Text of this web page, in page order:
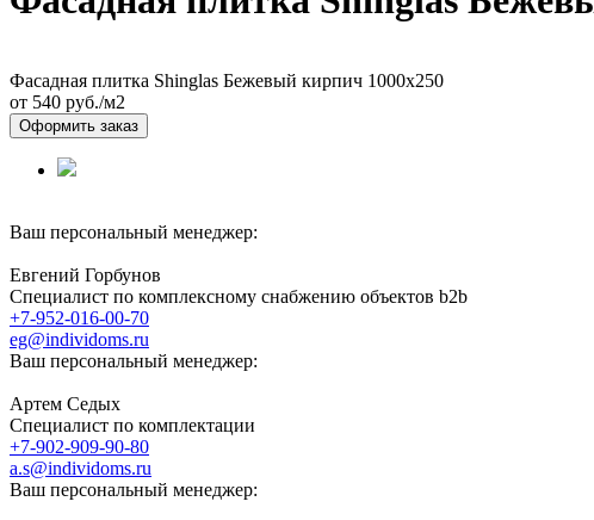
Фасадная плитка Shinglas Бежевый кирпич 1000х250
от 540 руб./м2
Оформить заказ
Ваш персональный менеджер:
Евгений Горбунов
Специалист по комплексному снабжению объектов b2b
+7-952-016-00-70
eg@individoms.ru
Ваш персональный менеджер:
Артем Седых
Специалист по комплектации
+7-902-909-90-80
a.s@individoms.ru
Ваш персональный менеджер: